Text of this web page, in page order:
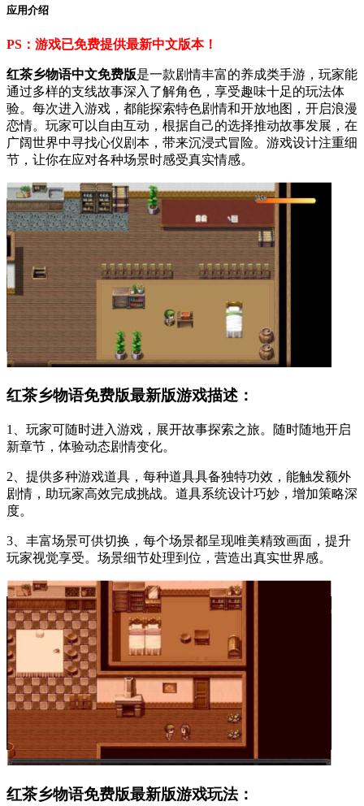
应用介绍
PS：游戏已免费提供最新中文版本！
红茶乡物语中文免费版是一款剧情丰富的养成类手游，玩家能
通过多样的支线故事深入了解角色，享受趣味十足的玩法体
验。每次进入游戏，都能探索特色剧情和开放地图，开启浪漫
恋情。玩家可以自由互动，根据自己的选择推动故事发展，在
广阔世界中寻找心仪剧本，带来沉浸式冒险。游戏设计注重细
节，让你在应对各种场景时感受真实情感。
红茶乡物语免费版最新版游戏描述：
1、玩家可随时进入游戏，展开故事探索之旅。随时随地开启
新章节，体验动态剧情变化。
2、提供多种游戏道具，每种道具具备独特功效，能触发额外
剧情，助玩家高效完成挑战。道具系统设计巧妙，增加策略深
度。
3、丰富场景可供切换，每个场景都呈现唯美精致画面，提升
玩家视觉享受。场景细节处理到位，营造出真实世界感。
红茶乡物语免费版最新版游戏玩法：